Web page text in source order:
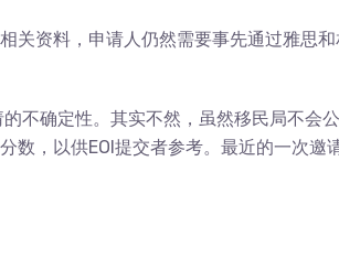
关资料，申请人仍然需要事先通过雅思和
不确定性。其实不然，虽然移民局不会
数，以供EOI提交者参考。最近的一次邀